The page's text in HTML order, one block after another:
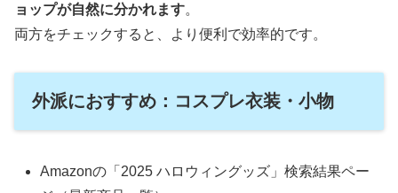
ョップが自然に分かれます。
両方をチェックすると、より便利で効率的です。
外派におすすめ：コスプレ衣装・小物
Amazonの「2025 ハロウィングッズ」検索結果ペー